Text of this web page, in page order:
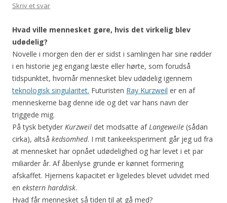
Skriv et svar
Hvad ville mennesket gøre, hvis det virkelig blev
udødelig?
Novelle i morgen den der er sidst i samlingen har sine rødder
i en historie jeg engang læste eller hørte, som forudså
tidspunktet, hvornår mennesket blev udødelig igennem
teknologisk singularitet. Futuristen Ray Kurzweil er en af
menneskerne bag denne ide og det var hans navn der
triggede mig.
På tysk betyder Kurzweil det modsatte afLangeweile (sådan
cirka), altså kedsomhed. I mit tankeeksperiment går jeg ud fra
at mennesket har opnået udødelighed og har levet i et par
miliarder år. Af åbenlyse grunde er kønnet formering
afskaffet. Hjernens kapacitet er ligeledes blevet udvidet med
en ekstern harddisk.
Hvad får mennesket så tiden til at gå med?